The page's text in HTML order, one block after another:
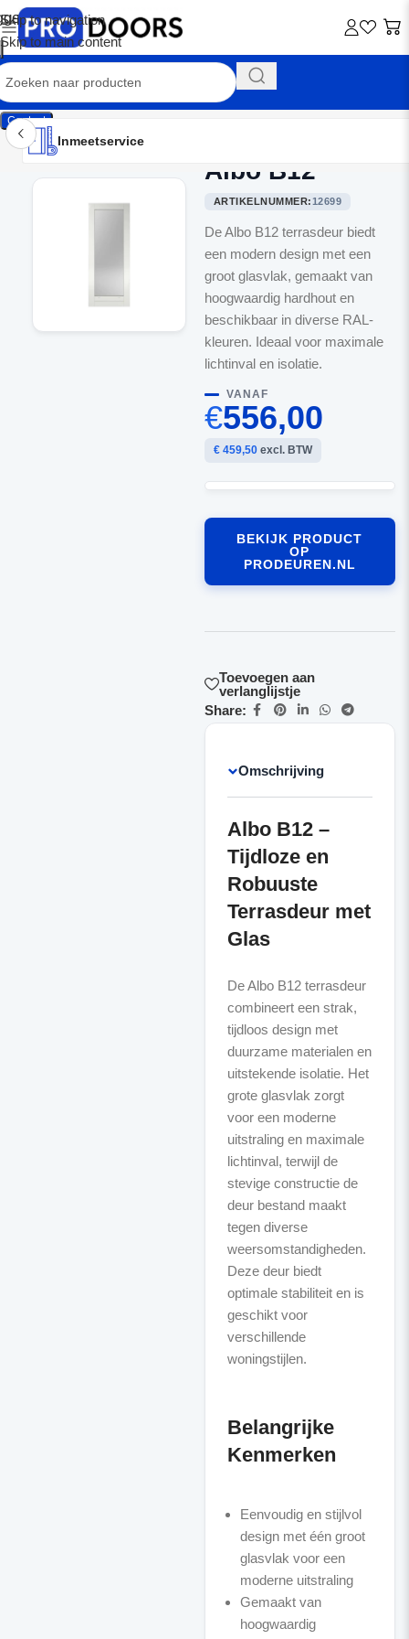
Skip to navigation
Skip to main content
Contact
Inmeetservice
Montageservice
Advies op maat
Showroom
Inmeetservice
Albo B12
ARTIKELNUMMER:12699
De Albo B12 terrasdeur biedt
een modern design met een
groot glasvlak, gemaakt van
hoogwaardig hardhout en
beschikbaar in diverse RAL-
kleuren. Ideaal voor maximale
lichtinval en isolatie.
VANAF
€556,00
€ 459,50excl. BTW
BEKIJK PRODUCT
OP
PRODEUREN.NL
Toevoegen aan
verlanglijstje
Share:
Omschrijving
Albo B12 –
Tijdloze en
Robuuste
Terrasdeur met
Glas
De Albo B12 terrasdeur
combineert een strak,
tijdloos design met
duurzame materialen en
uitstekende isolatie. Het
grote glasvlak zorgt
voor een moderne
uitstraling en maximale
lichtinval, terwijl de
stevige constructie de
deur bestand maakt
tegen diverse
weersomstandigheden.
Deze deur biedt
optimale stabiliteit en is
geschikt voor
verschillende
woningstijlen.
Belangrijke
Kenmerken
Eenvoudig en stijlvol
design met één groot
glasvlak voor een
moderne uitstraling
Gemaakt van
hoogwaardig